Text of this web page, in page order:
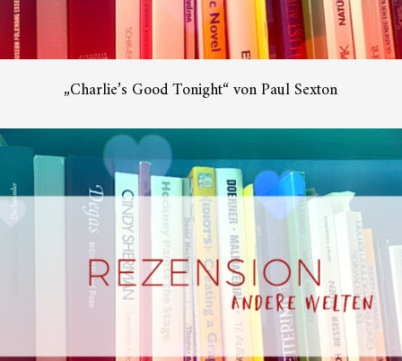
„Charlie’s Good Tonight“ von Paul Sexton